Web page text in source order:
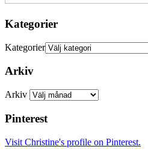
Kategorier
Kategorier
Arkiv
Arkiv
Pinterest
Visit Christine's profile on Pinterest.